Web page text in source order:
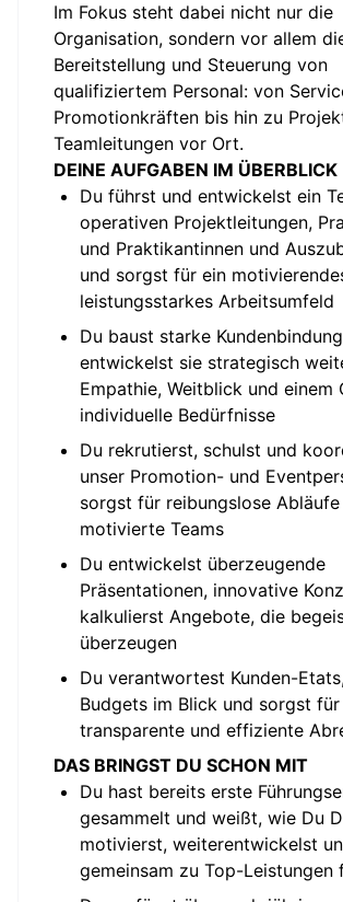
Im Fokus steht dabei nicht nur die
Organisation, sondern vor allem
Bereitstellung und Steuerung von
qualifiziertem Personal: von
Promotionkräften bis hin zu
Teamleitungen vor Ort.
DEINE AUFGABEN IM ÜBERBLICK
Du führst und entwickelst ein
operativen Projektleitungen,
und Praktikantinnen und
und sorgst für ein
leistungsstarkes Arbeitsumfeld
Du baust starke
entwickelst sie strategisch
Empathie, Weitblick und einem
individuelle Bedürfnisse
Du rekrutierst, schulst und
unser Promotion- und
sorgst für reibungslose Abläufe
motivierte Teams
Du entwickelst überzeugende
Präsentationen, innovative
kalkulierst Angebote, die
überzeugen
Du verantwortest Kunden-
Budgets im Blick und sorgst für
transparente und effiziente
DAS BRINGST DU SCHON MIT
Du hast bereits erste
gesammelt und weißt, wie Du
motivierst, weiterentwickelst
gemeinsam zu Top-Leistungen